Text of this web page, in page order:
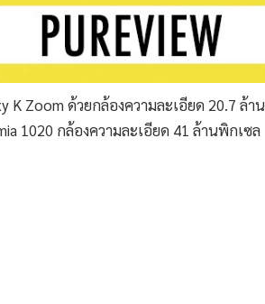
K Zoom ด้วยกล้องความละเอียด 20.7 ล้าน
1020 กล้องความละเอียด 41 ล้านพิกเซล